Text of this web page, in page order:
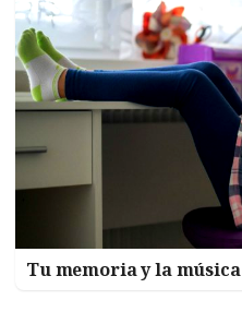
Tu memoria y la música